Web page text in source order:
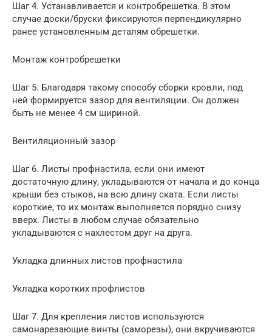
Шаг 4. Устанавливается и контробрешетка. В этом
случае доски/бруски фиксируются перпендикулярно
ранее установленным деталям обрешетки.
Монтаж контробрешетки
Шаг 5. Благодаря такому способу сборки кровли, под
ней формируется зазор для вентиляции. Он должен
быть не менее 4 см шириной.
Вентиляционный зазор
Шаг 6. Листы профнастила, если они имеют
достаточную длину, укладываются от начала и до конца
крыши без стыков, на всю длину ската. Если листы
короткие, то их монтаж выполняется порядно снизу
вверх. Листы в любом случае обязательно
укладываются с нахлестом друг на друга.
Укладка длинных листов профнастила
Укладка коротких профлистов
Шаг 7. Для крепления листов используются
самонарезающие винты (саморезы), они вкручиваются